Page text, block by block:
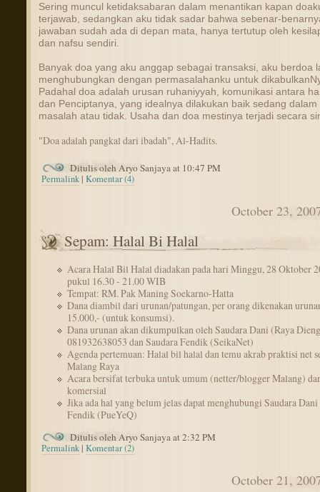
Sering muncul ketidaksabaran dalam menantikan kapan
terjawab, sedangkan aku tidak sadar bahwa sebenar-
jawaban sudah ada di depan mata, hanya tertutup oleh
dan nafsu sendiri.
Banyak doa yang aku anggap sebagai transaksi, aku berdoa
menghubungkan dengan permasalahanku untuk
Padahal doa adalah urusan ruhaniyyah, komunikasi antara
dan Penciptanya, yang idealnya dilakukan baik sedang dalam
masalah atau tidak. Usaha dan doa mestinya terjadi secara
"Doa adalah pangkal dari ibadah", Al-Hadits.
Ditulis oleh Aryo Sanjaya at 10:47 PM
Permalink |Komentar (4)
October 23,
Sepam: Halal Bi Halal
Acara Halal Bil Halal diadakan pada hari Minggu, 28 Oktober
pukul 16.30 - 21.00 WIB
Tempat: RM. Pak Maning Soekarno-Hatta
Dana diambil dari urunan/patungan, per orang dikenakan
15.000,- (untuk konsumsi).
Dana urunan akan dikumpulkan oleh Saudara Dani (Raya
081932638053 dan Saudara Fendik (SeikaNet)
Agenda pertemuan: Halal bil halal dan temu akrab praktisi net
Malang Raya
Acara bersifat terbuka untuk umum (netter/blogger Malang)
komersial
Jika ada hal yang belum jelas dapat menghubungi Saudara
Fendik (PueYeQ)
Ditulis oleh Aryo Sanjaya at 2:32 PM
Permalink |Komentar (2)
October 21,